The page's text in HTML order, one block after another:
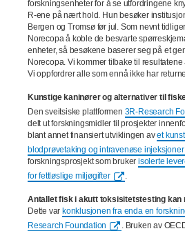
forskningsenheter for å se utfordringene
R-ene på nært hold. Hun besøker
Bergen og Tromsø før jul. Som nevnt
Norecopa å koble de besvarte
enheter, så besøkene baserer seg på et
Norecopa. Vi kommer tilbake til
Vi oppfordrer alle som ennå ikke har
Kunstige kaninører og alternativer til
Den sveitsiske plattformen 3R-Research
delt ut forskningsmidler til prosjekter
blant annet finansiert utviklingen avet
blodprøvetaking og intravenøse injeksjoner
forskningsprosjekt som brukerisolerte
for fettløslige miljøgifter
.
Antallet fisk i akutt toksisitetstesting kan
Dette var konklusjonen fra enda en
Research Foundation
. Bruken av